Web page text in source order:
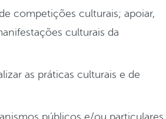
competições culturais; apoiar,
culturais da
as práticas culturais e de
públicos e/ou particulares,